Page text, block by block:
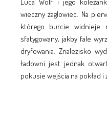
wieczny żaglowiec. Na
którego burcie widnieje
sfatygowany, jakby fale
dryfowania. Znalezisko
ładowni jest jednak
pokusie wejścia na pokład i